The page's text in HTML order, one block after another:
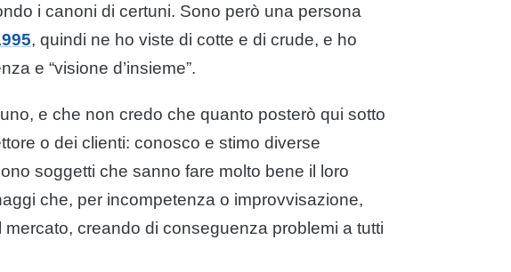
i canoni di certuni. Sono però una persona
, quindi ne ho viste di cotte e di crude, e ho
e “visione d’insieme”.
e che non credo che quanto posterò qui sotto
o dei clienti: conosco e stimo diverse
soggetti che sanno fare molto bene il loro
che, per incompetenza o improvvisazione,
creando di conseguenza problemi a tutti